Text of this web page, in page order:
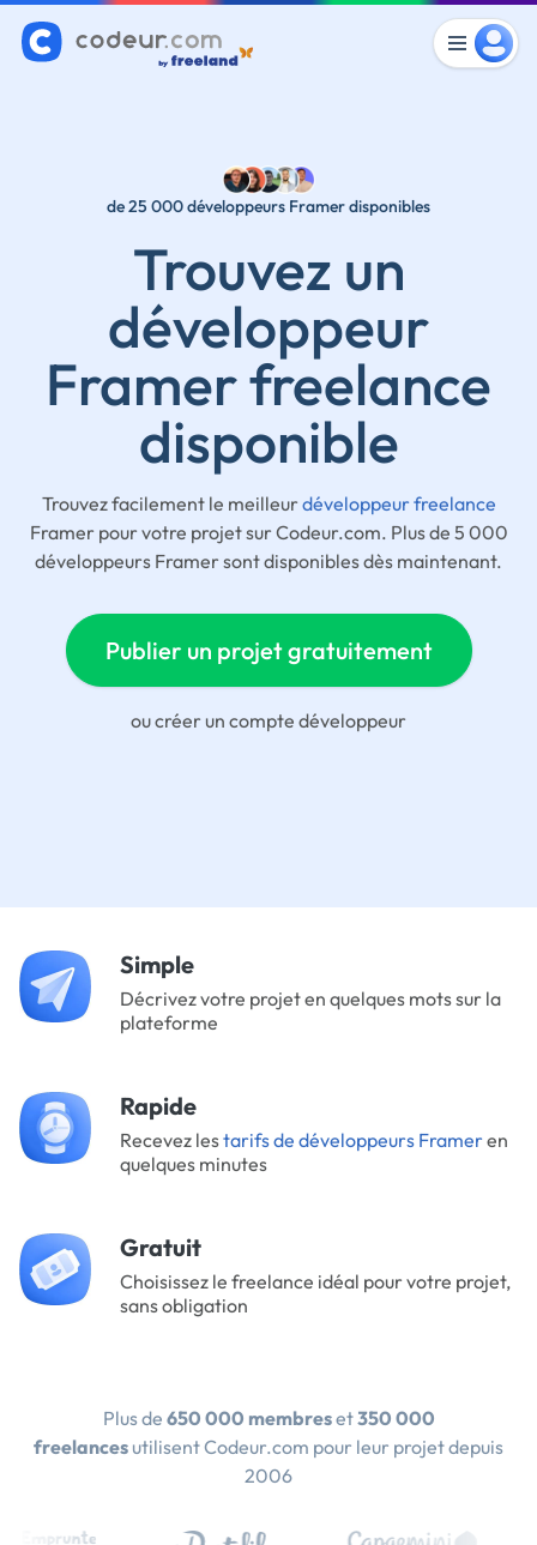
de 25 000 développeurs Framer disponibles
Trouvez un
développeur
Framer freelance
disponible
Trouvez facilement le meilleurdéveloppeur freelance
Framer pour votre projet sur Codeur.com. Plus de 5 000
développeurs Framer sont disponibles dès maintenant.
Publier un projet gratuitement
oucréer un compte développeur
Simple
Décrivez votre projet en quelques mots sur la
plateforme
Rapide
Recevez lestarifs de développeurs Frameren
quelques minutes
Gratuit
Choisissez le freelance idéal pour votre projet,
sans obligation
Plus de 650 000 membreset350 000
freelances utilisent Codeur.com pour leur projet depuis
2006